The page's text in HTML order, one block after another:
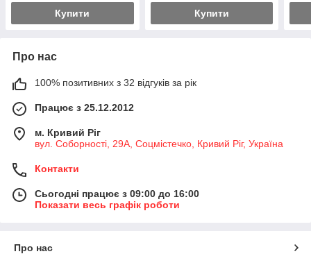
Купити Купити
Про нас
100% позитивних з 32 відгуків за рік
Працює з 25.12.2012
м. Кривий Ріг
вул. Соборності, 29А, Соцмістечко, Кривий Ріг, Україна
Контакти
Сьогодні працює з 09:00 до 16:00
Показати весь графік роботи
Про нас